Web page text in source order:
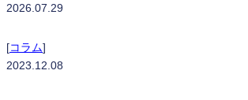
2026.07.29
[コラム]
2023.12.08